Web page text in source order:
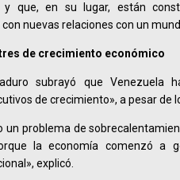
y que, en su lugar, están
nuevas relaciones con un
de crecimiento económico
subrayó que Venezuela
de crecimiento», a pesar de
un problema de
la economía comenzó a
explicó.